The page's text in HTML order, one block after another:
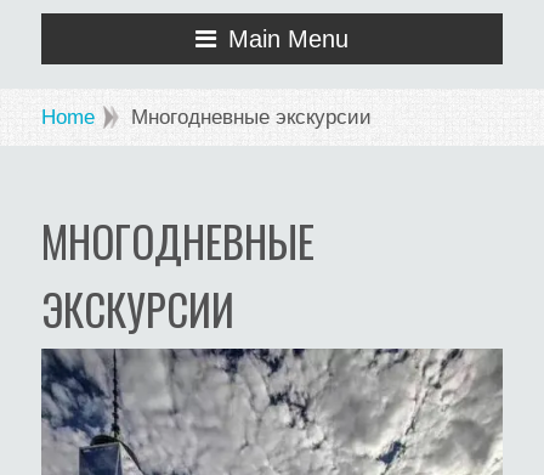
Main Menu
Home Многодневные экскурсии
МНОГОДНЕВНЫЕ
ЭКСКУРСИИ